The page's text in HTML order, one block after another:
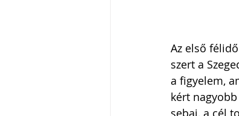
Az első
szert a
a figyelem,
kért
sebaj, a cél